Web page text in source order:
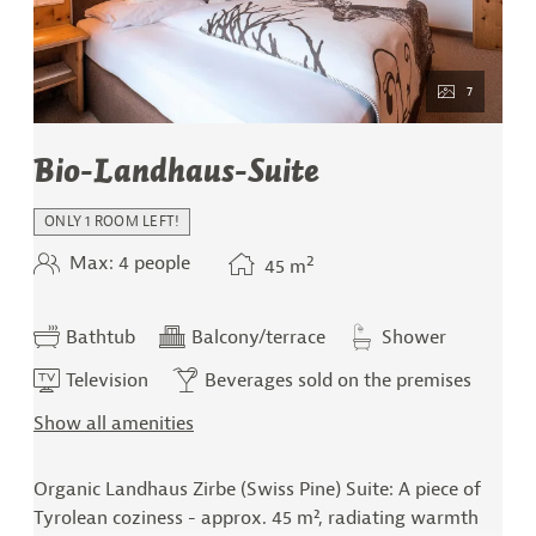
7
Bio-Landhaus-Suite
ONLY 1 ROOM LEFT!
Max: 4 people 45 m2
Bathtub Balcony/terrace
Shower
Television
Beverages sold on the premises
Show all amenities
Organic Landhaus Zirbe (Swiss Pine) Suite: A piece of
Tyrolean coziness - approx. 45 m², radiating warmth